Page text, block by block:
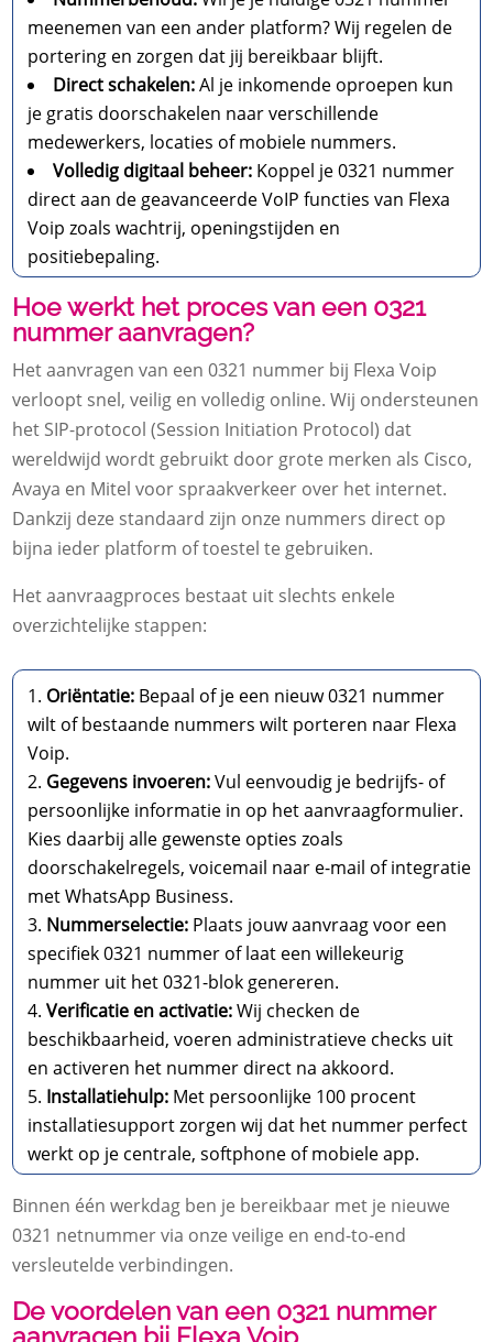
meenemen van een ander platform? Wij regelen de
portering en zorgen dat jij bereikbaar blijft.
Direct schakelen:Al je inkomende oproepen kun
je gratis doorschakelen naar verschillende
medewerkers, locaties of mobiele nummers.
Volledig digitaal beheer: Koppel je 0321 nummer
direct aan de geavanceerde VoIP functies van Flexa
Voip zoals wachtrij, openingstijden en
positiebepaling.
Hoe werkt het proces van een 0321
nummer aanvragen?
Het aanvragen van een 0321 nummer bij Flexa Voip
verloopt snel, veilig en volledig online. Wij ondersteunen
het SIP-protocol (Session Initiation Protocol) dat
wereldwijd wordt gebruikt door grote merken als Cisco,
Avaya en Mitel voor spraakverkeer over het internet.
Dankzij deze standaard zijn onze nummers direct op
bijna ieder platform of toestel te gebruiken.
Het aanvraagproces bestaat uit slechts enkele
overzichtelijke stappen:
Oriëntatie: Bepaal of je een nieuw 0321 nummer
wilt of bestaande nummers wilt porteren naar Flexa
Voip.
Gegevens invoeren:Vul eenvoudig je bedrijfs- of
persoonlijke informatie in op het aanvraagformulier.
Kies daarbij alle gewenste opties zoals
doorschakelregels, voicemail naar e-mail of integratie
met WhatsApp Business.
Nummerselectie: Plaats jouw aanvraag voor een
specifiek 0321 nummer of laat een willekeurig
nummer uit het 0321-blok genereren.
Verificatie en activatie:Wij checken de
beschikbaarheid, voeren administratieve checks uit
en activeren het nummer direct na akkoord.
Installatiehulp: Met persoonlijke 100 procent
installatiesupport zorgen wij dat het nummer perfect
werkt op je centrale, softphone of mobiele app.
Binnen één werkdag ben je bereikbaar met je nieuwe
0321 netnummer via onze veilige en end-to-end
versleutelde verbindingen.
De voordelen van een 0321 nummer
aanvragen bij Flexa Voip